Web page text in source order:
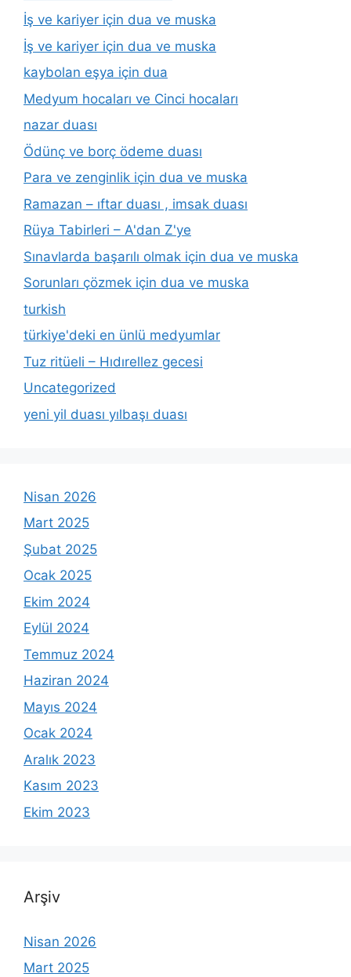
İş ve kariyer için dua ve muska
İş ve kariyer için dua ve muska
kaybolan eşya için dua
Medyum hocaları ve Cinci hocaları
nazar duası
Ödünç ve borç ödeme duası
Para ve zenginlik için dua ve muska
Ramazan – ıftar duası , imsak duası
Rüya Tabirleri – A'dan Z'ye
Sınavlarda başarılı olmak için dua ve muska
Sorunları çözmek için dua ve muska
turkish
türkiye'deki en ünlü medyumlar
Tuz ritüeli – Hıdırellez gecesi
Uncategorized
yeni yil duası yılbaşı duası
Nisan 2026
Mart 2025
Şubat 2025
Ocak 2025
Ekim 2024
Eylül 2024
Temmuz 2024
Haziran 2024
Mayıs 2024
Ocak 2024
Aralık 2023
Kasım 2023
Ekim 2023
Arşiv
Nisan 2026
Mart 2025